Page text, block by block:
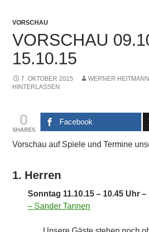
VORSCHAU
VORSCHAU
15.10.15
7. OKTOBER 2015 WERNER HEITMANN
HINTERLASSEN
0
SHARES
Facebook
Vorschau auf Spiele und Termine
1. Herren
Sonntag 11.10.15 – 10.45 Uhr –
– Sander Tannen